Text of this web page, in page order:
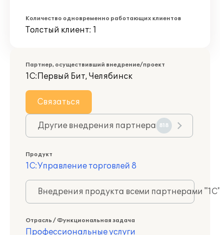
Количество одновременно работающих клиентов
Толстый клиент: 1
Партнер, осуществивший внедрение/проект
1С:Первый Бит, Челябинск
Связаться
Другие внедрения партнера 818
Продукт
1С:Управление торговлей 8
Внедрения продукта всеми партнерами
Отрасль / Функциональная задача
Профессиональные услуги